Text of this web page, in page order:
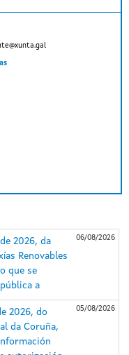
2026, da
Renovables
que se
a
construción
(EsIA)
06/08/2026
2026, do
da Coruña,
05/08/2026